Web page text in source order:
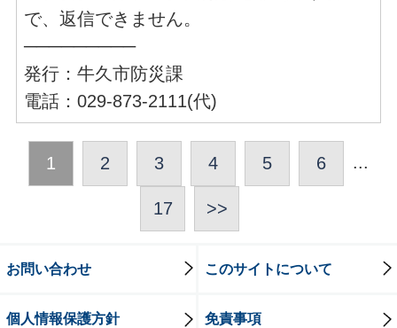
で、返信できません。
─────────
発行：牛久市防災課
電話：029-873-2111(代)
1 2 3 4 5 6 ...
17 >>
お問い合わせ このサイトについて
個人情報保護方針 免責事項